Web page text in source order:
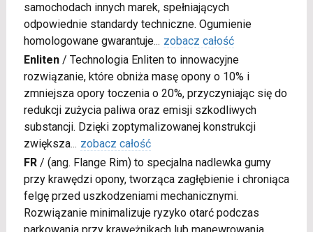
samochodach innych marek, spełniających
odpowiednie standardy techniczne. Ogumienie
homologowane gwarantuje... zobacz całość
Enliten/ Technologia Enliten to innowacyjne
rozwiązanie, które obniża masę opony o 10% i
zmniejsza opory toczenia o 20%, przyczyniając się do
redukcji zużycia paliwa oraz emisji szkodliwych
substancji. Dzięki zoptymalizowanej konstrukcji
zwiększa... zobacz całość
FR/ (ang. Flange Rim) to specjalna nadlewka gumy
przy krawędzi opony, tworząca zagłębienie i chroniąca
felgę przed uszkodzeniami mechanicznymi.
Rozwiązanie minimalizuje ryzyko otarć podczas